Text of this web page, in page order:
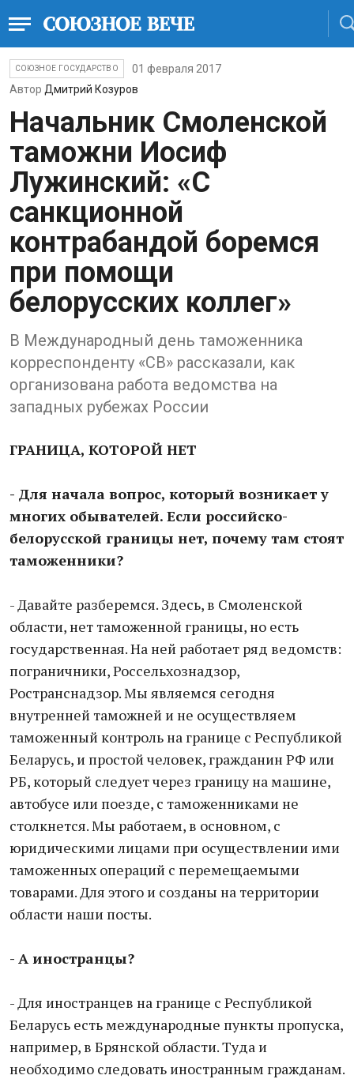
СОЮЗНОЕ ГОСУДАРСТВО
01 февраля 2017
Автор Дмитрий Козуров
Начальник Смоленской
таможни Иосиф
Лужинский: «С
санкционной
контрабандой боремся
при помощи
белорусских коллег»
В Международный день таможенника
корреспонденту «СВ» рассказали, как
организована работа ведомства на
западных рубежах России
ГРАНИЦА, КОТОРОЙ НЕТ
- Для начала вопрос, который возникает у
многих обывателей. Если российско-
белорусской границы нет, почему там стоят
таможенники?
- Давайте разберемся. Здесь, в Смоленской
области, нет таможенной границы, но есть
государственная. На ней работает ряд ведомств:
пограничники, Россельхознадзор,
Ространснадзор. Мы являемся сегодня
внутренней таможней и не осуществляем
таможенный контроль на границе с Республикой
Беларусь, и простой человек, гражданин РФ или
РБ, который следует через границу на машине,
автобусе или поезде, с таможенниками не
столкнется. Мы работаем, в основном, с
юридическими лицами при осуществлении ими
таможенных операций с перемещаемыми
товарами. Для этого и созданы на территории
области наши посты.
- А иностранцы?
- Для иностранцев на границе с Республикой
Беларусь есть международные пункты пропуска,
например, в Брянской области. Туда и
необходимо следовать иностранным гражданам.